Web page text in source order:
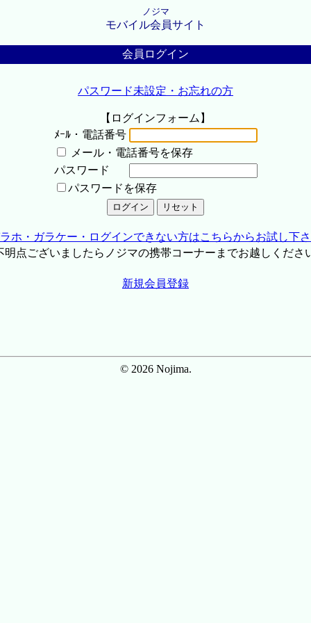
ノジマ
モバイル会員サイト
会員ログイン
パスワード未設定・お忘れの方
【ログインフォーム】
ﾒｰﾙ・電話番号
メール・電話番号を保存
パスワード
パスワードを保存
ホ・ガラケー・ログインできない方はこちらからお試し下
点ございましたらノジマの携帯コーナーまでお越しくださ
新規会員登録
© 2026 Nojima.